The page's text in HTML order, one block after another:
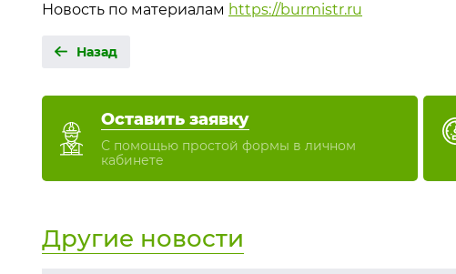
Новость по материалам https://burmistr.ru
Назад
Оставить заявку
С помощью простой формы в личном
кабинете
Другие новости